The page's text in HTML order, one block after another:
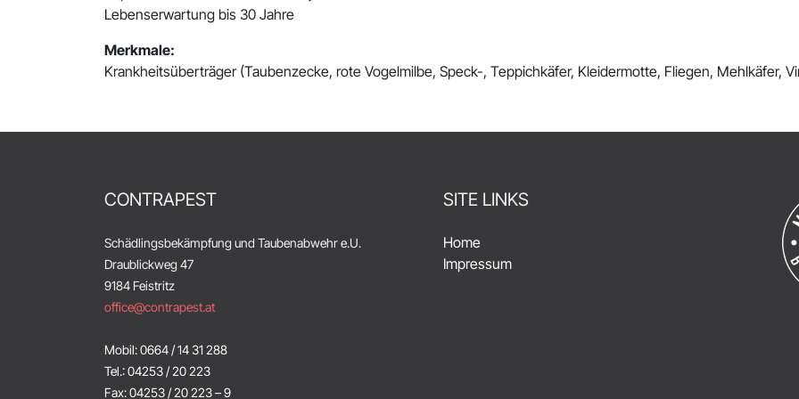
Lebenserwartung bis 30 Jahre
Merkmale:
Krankheitsüberträger (Taubenzecke, rote Vogelmilbe, Speck-, Teppichkäfer, Kleidermotte, Fliegen, Mehlkäfer,
CONTRAPEST
Schädlingsbekämpfung und Taubenabwehr e.U.
Draublickweg 47
9184 Feistritz
office@contrapest.at
Mobil: 0664 / 14 31 288
Tel.: 04253 / 20 223
Fax: 04253 / 20 223 – 9
SITE LINKS
Home
Impressum